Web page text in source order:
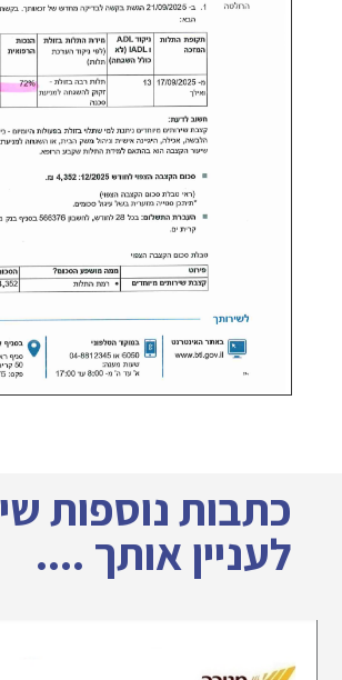
כתבות נוספות
לעניין אותך ....